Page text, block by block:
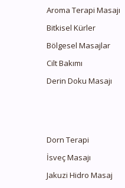
Aroma Terapi Masajı
Bitkisel Kürler
Bölgesel Masajlar
Cilt Bakımı
Derin Doku Masajı
Dorn Terapi
İsveç Masajı
Jakuzi Hidro Masaj